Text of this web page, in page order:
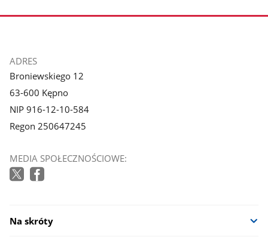
zdjęcie
zdjęcie
stopka
ADRES
Broniewskiego 12
63-600 Kępno
NIP 916-12-10-584
Regon 250647245
MEDIA SPOŁECZNOŚCIOWE:
Na skróty